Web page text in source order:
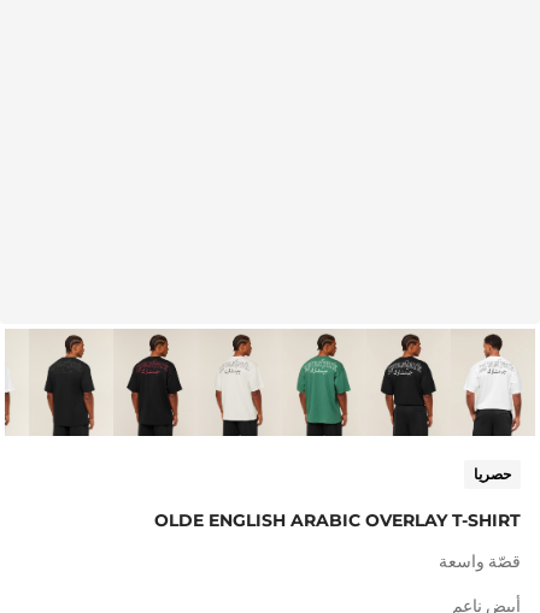
حصريا
OLDE ENGLISH ARABIC OVERLAY T-SHIRT
قصّة واسعة
أبيض ناعم